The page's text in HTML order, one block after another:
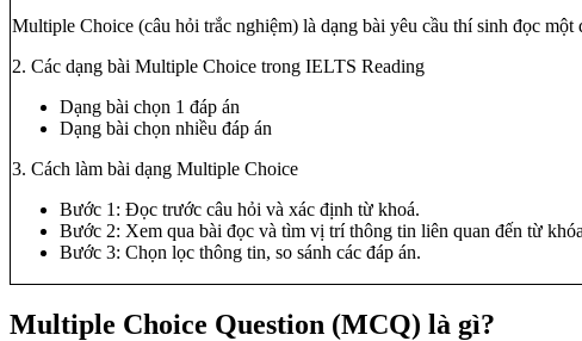
Multiple Choice (câu hỏi trắc nghiệm) là dạng bài yêu cầu thí sinh đọc
2. Các dạng bài Multiple Choice trong IELTS Reading
Dạng bài chọn 1 đáp án
Dạng bài chọn nhiều đáp án
3. Cách làm bài dạng Multiple Choice
Bước 1: Đọc trước câu hỏi và xác định từ khoá.
Bước 2: Xem qua bài đọc và tìm vị trí thông tin liên quan đến từ
Bước 3: Chọn lọc thông tin, so sánh các đáp án.
Multiple Choice Question (MCQ) là gì?